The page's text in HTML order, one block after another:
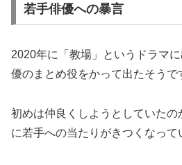
若手俳優への暴言
2020年に「教場」というドラマ
優のまとめ役をかって出たそうで
初めは仲良くしようとしていた
に若手への当たりがきつくなって